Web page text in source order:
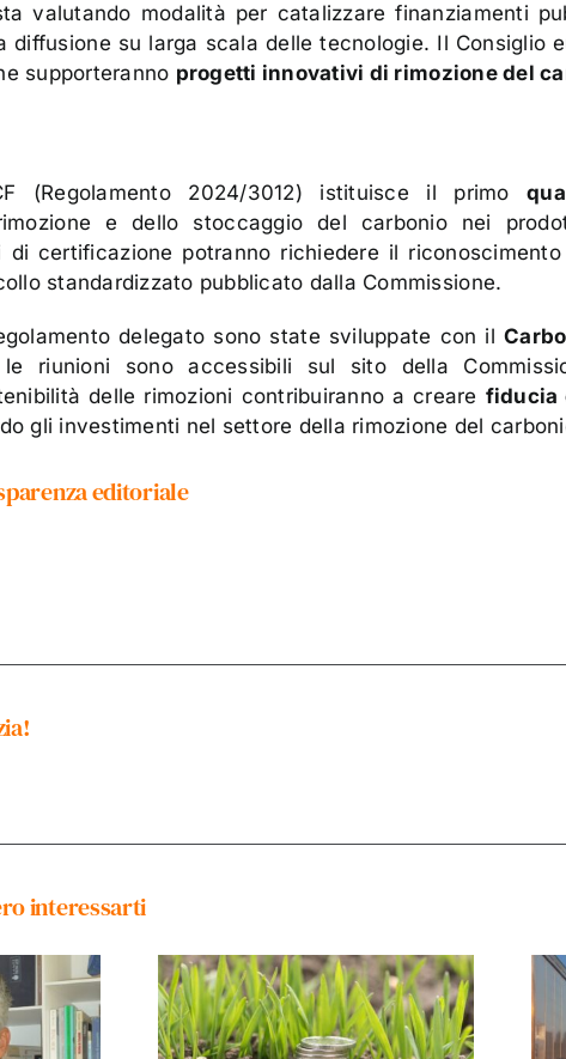
valutando modalità per catalizzare finanziamenti
diffusione su larga scala delle tecnologie. Il Consiglio
supporteranno progetti innovativi di rimozione del
(Regolamento 2024/3012) istituisce il primo
e dello stoccaggio del carbonio nei
di certificazione potranno richiedere il
standardizzato pubblicato dalla Commissione.
delegato sono state sviluppate con il
riunioni sono accessibili sul sito della
delle rimozioni contribuiranno a creare fiducia
gli investimenti nel settore della rimozione del
editoriale
interessarti